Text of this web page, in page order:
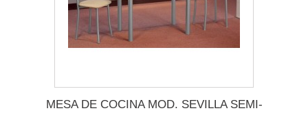
MESA DE COCINA MOD. SEVILLA SEMI-